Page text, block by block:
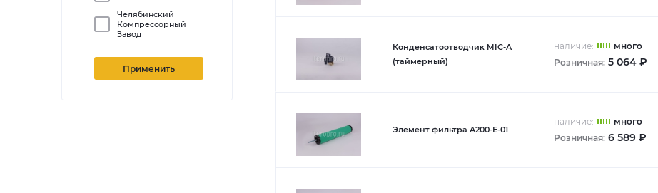
Челябинский
Компрессорный
Завод
Применить
Конденсатоотводчик MIC-A
(таймерный)
наличие:
много
Розничная: 5 064 ₽
Элемент фильтра A200-Е-01
наличие:
много
Розничная: 6 589 ₽